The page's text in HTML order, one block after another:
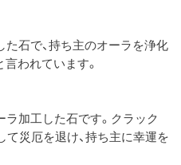
石で、持ち主のオーラを浄化
われています。
加工した石です。クラック
災厄を退け、持ち主に幸運を